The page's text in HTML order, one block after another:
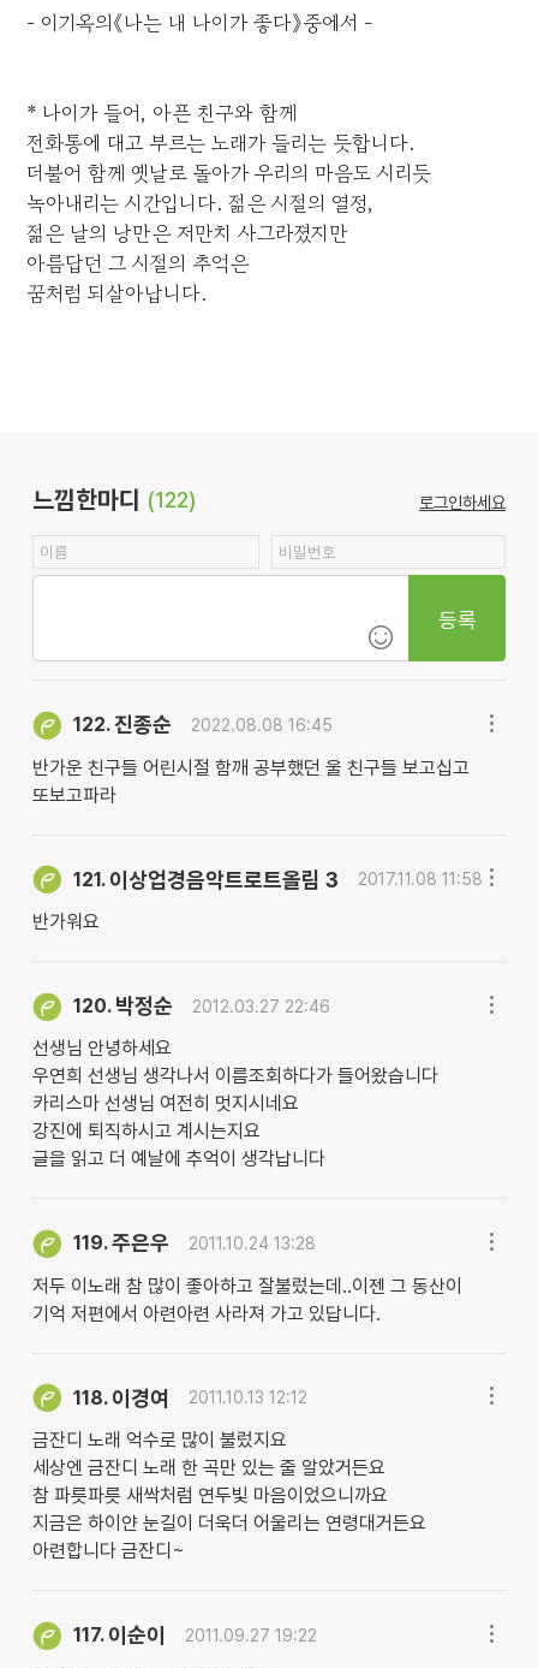
- 이기옥의《나는 내 나이가 좋다》중에서 -
* 나이가 들어, 아픈 친구와 함께
전화통에 대고 부르는 노래가 들리는 듯합니다.
더불어 함께 옛날로 돌아가 우리의 마음도 시리듯
녹아내리는 시간입니다. 젊은 시절의 열정,
젊은 날의 낭만은 저만치 사그라졌지만
아름답던 그 시절의 추억은
꿈처럼 되살아납니다.
느낌한마디 (122) 로그인하세요
등록
122.진종순 2022.08.08 16:45
반가운 친구들 어린시절 함깨 공부했던 울 친구들 보고십고
또보고파라
121. 이상업경음악트로트올림 3 2017.11.08 11:58
반가워요
120. 박정순 2012.03.27 22:46
선생님 안녕하세요
우연희 선생님 생각나서 이름조회하다가 들어왔습니다
카리스마 선생님 여전히 멋지시네요
강진에 퇴직하시고 계시는지요
글을 읽고 더 예날에 추억이 생각납니다
119.주은우 2011.10.24 13:28
저두 이노래 참 많이 좋아하고 잘불렀는데..이젠 그 동산이
기억 저편에서 아련아련 사라져 가고 있답니다.
118. 이경여 2011.10.13 12:12
금잔디 노래 억수로 많이 불렀지요
세상엔 금잔디 노래 한 곡만 있는 줄 알았거든요
참 파릇파릇 새싹처럼 연두빛 마음이었으니까요
지금은 하이얀 눈길이 더욱더 어울리는 연령대거든요
아련합니다 금잔디~
117. 이순이 2011.09.27 19:22